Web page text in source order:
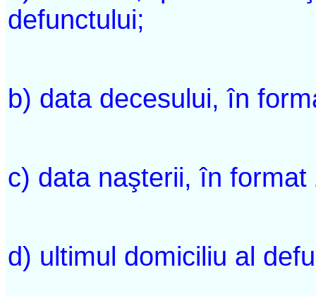
defunctului;
b) data decesului, în
c) data naşterii, în format
d) ultimul domiciliu al